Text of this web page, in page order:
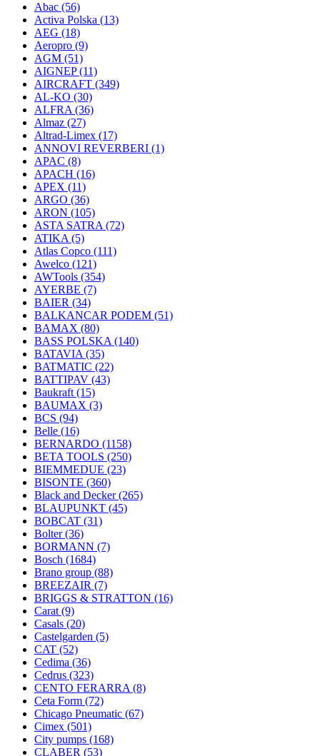
Abac (56)
Activa Polska (13)
AEG (18)
Aeropro (9)
AGM (51)
AIGNEP(11)
AIRCRAFT (349)
AL-KO (30)
ALFRA (36)
Almaz (27)
Altrad-Limex (17)
ANNOVI REVERBERI (1)
APAC (8)
APACH (16)
APEX (11)
ARGO (36)
ARON (105)
ASTA SATRA (72)
ATIKA (5)
Atlas Copco (111)
Awelco (121)
AWTools (354)
AYERBE (7)
BAIER (34)
BALKANCAR PODEM (51)
BAMAX (80)
BASS POLSKA (140)
BATAVIA (35)
BATMATIC (22)
BATTIPAV (43)
Baukraft (15)
BAUMAX (3)
BCS (94)
Belle (16)
BERNARDO (1158)
BETA TOOLS (250)
BIEMMEDUE (23)
BISONTE (360)
Black and Decker(265)
BLAUPUNKT (45)
BOBCAT (31)
Bolter(36)
BORMANN (7)
Bosch (1684)
Brano group (88)
BREEZAIR (7)
BRIGGS & STRATTON (16)
Carat (9)
Casals (20)
Castelgarden (5)
CAT (52)
Cedima (36)
Cedrus (323)
CENTO FERARRA (8)
Ceta Form (72)
Chicago Pneumatic (67)
Cimex (501)
City pumps (168)
CLABER (53)